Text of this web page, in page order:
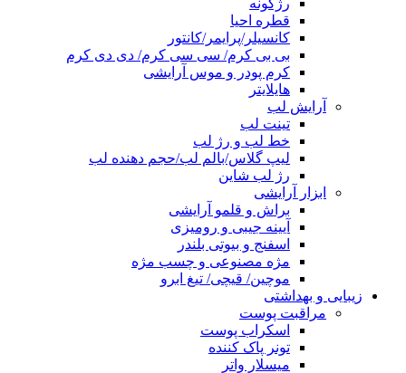
رژگونه
قطره احیا
کانسیلر/پرایمر/کانتور
بی بی کرم/ سی سی کرم/ دی دی کرم
کرم پودر و موس آرایشی
هایلایتر
آرایش لب
تینت لب
خط لب و رژ لب
لیپ گلاس/بالم لب/حجم دهنده لب
رژ لب شاین
ابزار آرایشی
براش و قلمو آرایشی
آیینه جیبی و رومیزی
اسفنج و بیوتی بلندر
مژه مصنوعی و چسب مژه
موچین/ قیچی/ تیغ ابرو
زیبایی و بهداشتی
مراقبت پوست
اسکراب پوست
تونر پاک کننده
میسلار واتر